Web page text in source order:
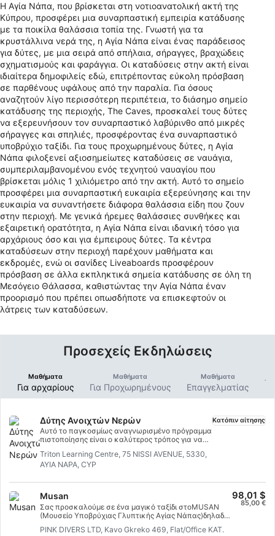
Η Αγία Νάπα, που βρίσκεται στη νοτιοανατολική ακτή της
Κύπρου, προσφέρει μια συναρπαστική εμπειρία κατάδυσης
με τα ποικίλα θαλάσσια τοπία της. Γνωστή για τα
κρυστάλλινα νερά της, η Αγία Νάπα είναι ένας παράδεισος
για δύτες, με μια σειρά από σπήλαια, σήραγγες, βραχώδεις
σχηματισμούς και φαράγγια. Οι καταδύσεις στην ακτή είναι
ιδιαίτερα δημοφιλείς εδώ, επιτρέποντας εύκολη πρόσβαση
σε παρθένους υφάλους από την παραλία. Για όσους
αναζητούν λίγο περισσότερη περιπέτεια, το διάσημο σημείο
κατάδυσης της περιοχής, The Caves, προσκαλεί τους δύτες
να εξερευνήσουν τον συναρπαστικό λαβύρινθο από μικρές
σήραγγες και σπηλιές, προσφέροντας ένα συναρπαστικό
υποβρύχιο ταξίδι. Για τους προχωρημένους δύτες, η Αγία
Νάπα φιλοξενεί αξιοσημείωτες καταδύσεις σε ναυάγια,
συμπεριλαμβανομένου ενός τεχνητού ναυαγίου που
βρίσκεται μόλις 1 χιλιόμετρο από την ακτή. Αυτό το σημείο
προσφέρει μια συναρπαστική ευκαιρία εξερεύνησης και την
ευκαιρία να συναντήσετε διάφορα θαλάσσια είδη που ζουν
στην περιοχή. Με γενικά ήρεμες θαλάσσιες συνθήκες και
εξαιρετική ορατότητα, η Αγία Νάπα είναι ιδανική τόσο για
αρχάριους όσο και για έμπειρους δύτες. Τα κέντρα
καταδύσεων στην περιοχή παρέχουν μαθήματα και
εκδρομές, ενώ οι σανίδες Liveaboards προσφέρουν
πρόσβαση σε άλλα εκπληκτικά σημεία κατάδυσης σε όλη τη
Μεσόγειο Θάλασσα, καθιστώντας την Αγία Νάπα έναν
προορισμό που πρέπει οπωσδήποτε να επισκεφτούν οι
λάτρεις των καταδύσεων.
Προσεχείς Εκδηλώσεις
Μαθήματα
Για αρχαρίους
Μαθήματα
Για Προχωρημένους
Μαθήματα
Επαγγελματίας
Δύτης Ανοιχτών Νερών
Αυτό το παγκοσμίως αναγνωρισμένο πρόγραμμα
πιστοποίησης είναι ο καλύτερος τρόπος για να
ξεκινήσετε τις δια βίου περιπέτειές σας ως
πιστοποιημένος δύτης. Η εξατομικευμένη
εκπαίδευση συνδυάζεται με συνεδρίες
έχετε τις δεξιότητες και την εμπειρία που
απαιτούνται για να νιώσετε πραγματικά άνετα
κάτω από το νερό. Θα αποκτήσετε την
πιστοποίηση SSI Open Water Diver.
Triton Learning Centre, 75 NISSI AVENUE, 5330,
AYIA NAPA, CYP
Κατόπιν αίτησης
Musan
Σας προσκαλούμε σε ένα μαγικό ταξίδι στοMUSAN
(Μουσείο Υποβρύχιας Γλυπτικής Αγίας Νάπας)δηλαδή
του Jason deCaires Taylor.Αυτό το μοναδικό μουσείο
PINK DIVERS LTD, Kavo Gkreko 469, Flat/Office KAT.
98,01 $
85,00 €